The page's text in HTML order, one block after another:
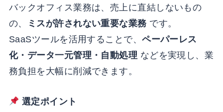
バックオフィス業務は、売上に直結しないもの
の、
ミスが許されない重要な業務 です。
SaaSツールを活用することで、ペーパーレス
化・データ一元管理・自動処理 などを実現し、業
務負担を大幅に削減できます。
選定ポイント